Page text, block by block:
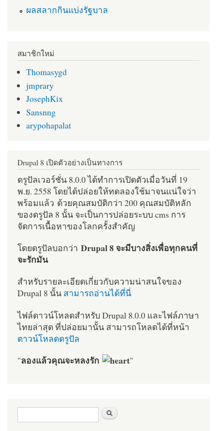
ผลสลากกินแบ่งรัฐบาล
สมาชิกใหม่
Thomasygd
jmprary
JosephKix
Sansnng
arypohapalat
Drupal 8 เปิดตัวอย่างเป็นทางการ
ดรูปัลเวอร์ชั่น 8.0.0 ได้ทำการเปิดตัวเมื่อวันที่ 19
พ.ย. 2558 โดยได้ปล่อยให้ทดลองใช้มาจนแน่ใจว่า
พร้อมแล้ว ด้วยคุณสมบัติกว่า 200 คุณสมบัติหลัก
ของดรูปัล 8 นั้น จะเป็นการปล่อยระบบ cms การ
จัดการเนื้อหาของโลกครั้งสำคัญ
โดยดรูปัลบอกว่า Drupal 8 จะมีบางสิ่งเพื่อทุกคนที่
จะรักมัน
สำหรับรายละเอียดเกี่ยวกับความน่าสนใจของ
Drupal 8 นั้น สามารถอ่านได้ที่นี่
ไฟล์ดาวน์โหลดสำหรับ Drupal 8.0.0 และไฟล์ภาษา
ไทยล่าสุด ที่ปล่อยมานั้น สามารถโหลดได้ที่หน้า
ดาวน์โหลดดรูปัล
"ลองแล้วคุณจะหลงรัก "
ฟอร์มค้นหา